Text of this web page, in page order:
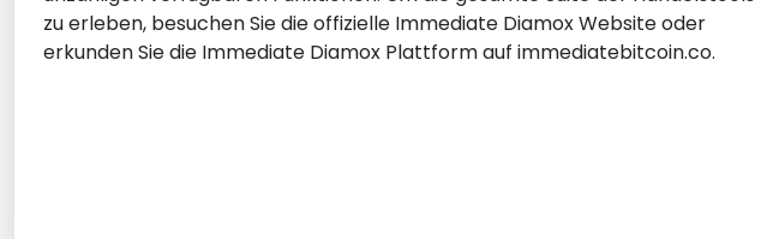
zu erleben, besuchen Sie die offizielle Immediate Diamox Website oder
erkunden Sie die Immediate Diamox Plattform auf immediatebitcoin.co.